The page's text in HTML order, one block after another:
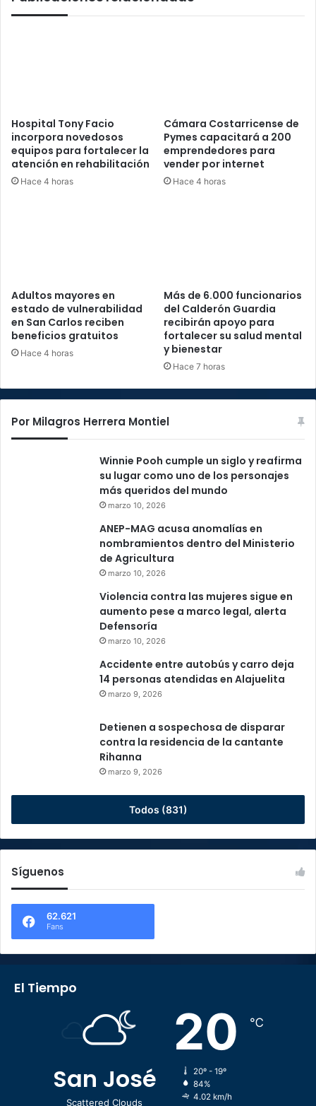
Hospital Tony Facio
incorpora novedosos
equipos para fortalecer la
atención en rehabilitación
Hace 4 horas
Cámara Costarricense de
Pymes capacitará a 200
emprendedores para
vender por internet
Hace 4 horas
Adultos mayores en
estado de vulnerabilidad
en San Carlos reciben
beneficios gratuitos
Hace 4 horas
Más de 6.000 funcionarios
del Calderón Guardia
recibirán apoyo para
fortalecer su salud mental
y bienestar
Hace 7 horas
Por Milagros Herrera Montiel
Winnie Pooh cumple un siglo y reafirma
su lugar como uno de los personajes
más queridos del mundo
marzo 10, 2026
ANEP-MAG acusa anomalías en
nombramientos dentro del Ministerio
de Agricultura
marzo 10, 2026
Violencia contra las mujeres sigue en
aumento pese a marco legal, alerta
Defensoría
marzo 10, 2026
Accidente entre autobús y carro deja
14 personas atendidas en Alajuelita
marzo 9, 2026
Detienen a sospechosa de disparar
contra la residencia de la cantante
Rihanna
marzo 9, 2026
Todos (831)
Síguenos
62.621
Fans
El Tiempo
San José
Scattered Clouds
20 ℃
20º - 19º
84%
4.02 km/h